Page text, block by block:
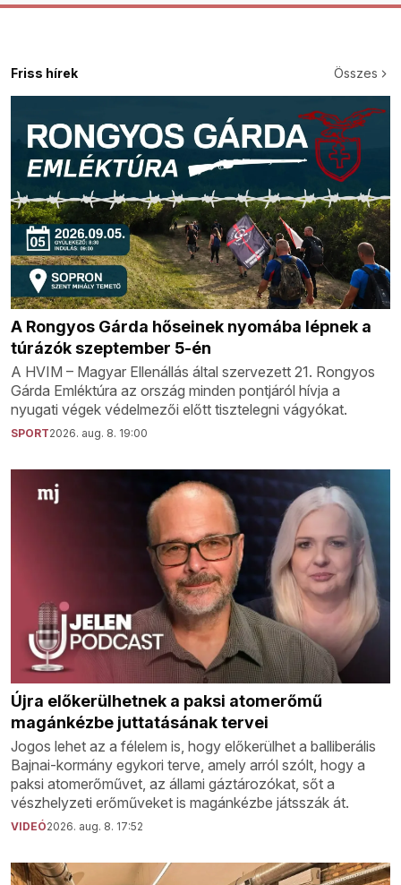
Friss hírek Összes
A Rongyos Gárda hőseinek nyomába lépnek a
túrázók szeptember 5-én
A HVIM – Magyar Ellenállás által szervezett 21. Rongyos
Gárda Emléktúra az ország minden pontjáról hívja a
nyugati végek védelmezői előtt tisztelegni vágyókat.
SPORT2026. aug. 8. 19:00
Újra előkerülhetnek a paksi atomerőmű
magánkézbe juttatásának tervei
Jogos lehet az a félelem is, hogy előkerülhet a balliberális
Bajnai-kormány egykori terve, amely arról szólt, hogy a
paksi atomerőművet, az állami gáztározókat, sőt a
vészhelyzeti erőműveket is magánkézbe játsszák át.
VIDEÓ2026. aug. 8. 17:52